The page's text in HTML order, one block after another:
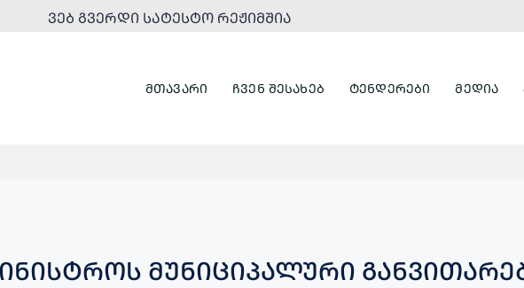
ᲕᲔᲑ ᲒᲕᲔᲠᲓᲘ ᲡᲐᲢᲔᲡᲢᲝ ᲠᲔᲟᲘᲛᲨᲘᲐ
ᲛᲗᲐᲕᲐᲠᲘ ᲩᲕᲔᲜ ᲨᲔᲡᲐᲮᲔᲑ ᲢᲔᲜᲓᲔᲠᲔᲑᲘ ᲛᲔᲓᲘᲐ
ᲛᲣᲜᲘᲪᲘᲞᲐᲚᲣᲠᲘ